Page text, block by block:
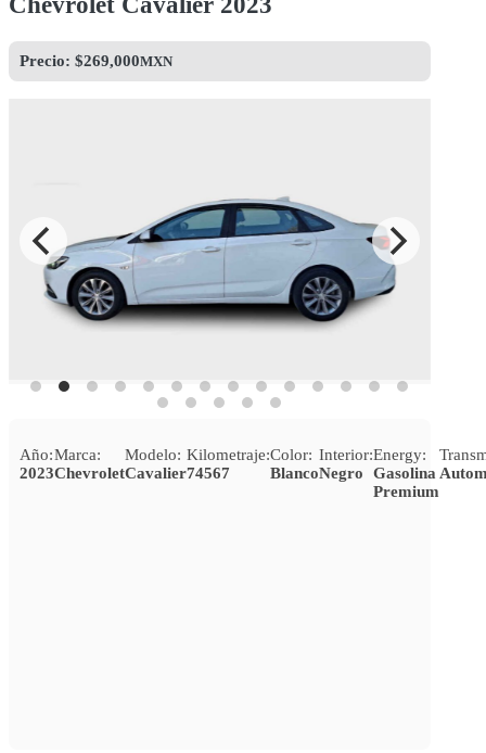
Precio: $269,000MXN
Año:
2023
Marca:
Chevrolet
Modelo:
Cavalier
Kilometraje:
74567
Color:
Blanco
Interior:
Negro
Energy:
Gasolina
Premium